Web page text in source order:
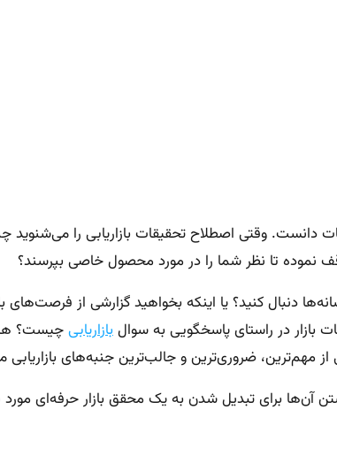
دانست. وقتی اصطلاح ‌تحقیقات بازاریابی‌ را
نموده تا نظر شما را در مورد محصول خاصی بپرسند؟
دنبال کنید؟ یا اینکه بخواهید گزارشی از فرصت‌های
در راستای پاسخگویی به سوالبازاریابیچیست؟
از مهم‌ترین، ضروری‌ترین و جالب‌ترین جنبه‌های
آن‌ها برای تبدیل شدن به یک محقق بازار حرفه‌ای